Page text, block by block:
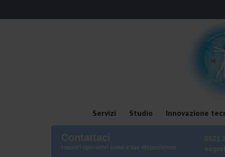
Servizi Studio Innovazione
Contattaci
I nostri operatori sono a tua disposizione
0521